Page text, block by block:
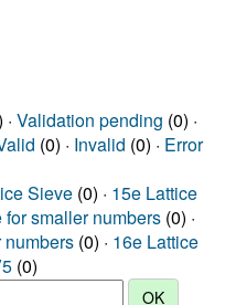
Validation pending (0) ·
(0) · Invalid (0) · Error
Sieve (0) · 15e Lattice
smaller numbers (0) ·
numbers (0) · 16e Lattice
(0)